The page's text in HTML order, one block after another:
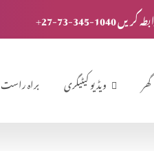
345-1040 رابطہ کریں
براہ راست ویڈیو کیٹیگری گھر